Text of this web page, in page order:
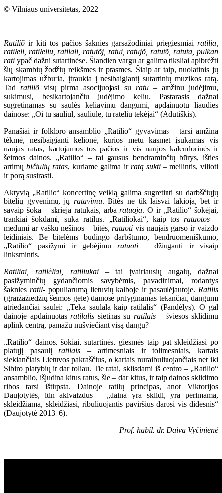
© Vilniaus universitetas, 2022
Ratiliõ ir kiti tos pačios šaknies garsažodiniai priegiesmiai ratilia,
ratiłėli, ratiłėliu, ratilali, ratutõj, ratui, ratujõ, ratutõ, ratūta, pulkan
rati ypač dažni sutartinėse. Šiandien vargu ar galima tiksliai apibrėžti
šių skambių žodžių reikšmes ir prasmes. Šiaip ar taip, nuolatinis jų
kartojimas užburia, įtraukia į nesibaigiantį sutartinių muzikos ratą.
Tadratiliõ visų pirma asocijuojasi su ratu– amžinu judėjimu,
sukimusi, besikartojančiu judėjimo keliu. Pastarasis dažnai
sugretinamas su saulės keliavimu dangumi, apdainuotu liaudies
dainose: „Oi tu sauliul, sauliule, tu rateliu tekėjai“ (Adutiškis).
Panašiai ir folkloro ansamblio „Ratilio“ gyvavimas – tarsi amžina
tėkmė, nesibaigianti kelionė, kurios metu kasmet įsukamas vis
naujas ratas, kartojamos tos pačios ir vis naujos kalendorinės ir
šeimos dainos. „Ratilio“ – tai gausus bendraminčių būrys, išties
artimųbičiulių ratas, kuriame galima ir ratą sukti– meilintis, vilioti
ir porą susirasti.
Aktyvią „Ratilio“ koncertinę veiklą galima sugretinti su darbščiųjų
bitelių gyvenimu, jų ratavimu. Bitės ne tik laisvai lakioja, bet ir
savaip šoka – skrieja ratukais, arbaratuoja. O ir „Ratilio“ šokėjai,
trankiai šokdami, suka ratilus. „Ratiliokai“, kaip tos ratuotos –
medumi ar vašku nešinos – bitės, ratuoti vis naujais garso ir vaizdo
leidiniais. Be bitelėms būdingo darbštumo, bendruomeniškumo,
„Ratilio“ pasižymi ir gebėjimu ratuoti– džiūgauti ir visaip
linksmintis.
Ratiliai, ratilėliai, ratiliukai– tai įvairiausių augalų, dažnai
pasižyminčių gydančiomis savybėmis, pavadinimai, rodantys
šaknies ratil-populiarumą lietuvių kalboje ir pasaulėjautoje. Ratilis
(graižažiedžių šeimos gėlė) dainose prilyginamas tekančiai, dangumi
atriedančiai saulei: „Teka saulala kaip ratilalis“ (Pandėlys). O gal
dainoje apdainuotas ratilalis sietinas su ratilais – šviesos sklidimu
aplink centrą, pamažu nušviečiant visą dangų?
„Ratilio“ dainos, šokiai, sutartinės, giesmės taip pat skleidžiasi po
platųjį pasaulįratilais – artimesniais ir tolimesniais, kartais
siekiančiais Lietuvos pakraščius, o kartais nuraibuliuojančiais net iki
Sibiro platybių ir dar toliau. Tie ratai, sklisdami iš centro – „Ratilio“
ansamblio, išjudina kitus ratus, šie – dar kitus, ir taip dainos sklidimo
ribos tarsi ištirpsta. Dainoje ratilų principas, anot Viktorijos
Daujotytės, itin akivaizdus – „daina yra sklidi, yra perimama,
skleidžiama, skleidžiasi, ribuliuojantis paviršius darosi vis didesnis“
(Daujotytė 2013: 6).
Prof. habil. dr. Daiva Vyčinienė